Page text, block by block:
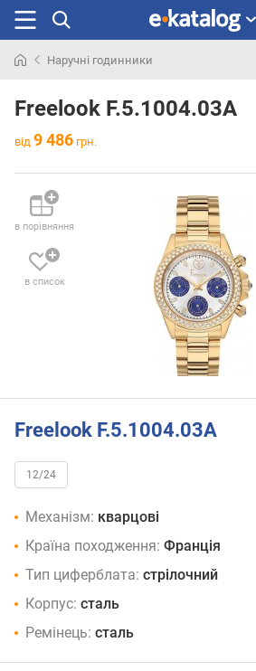
раніше
Наручні годинники
Freelook F.5.1004.03A
від 9 486 грн.
в порівняння
в список
Freelook F.5.1004.03A
12/24
Механізм: кварцові
Країна походження: Франція
Тип циферблата: стрілочний
Корпус: сталь
Ремінець: сталь